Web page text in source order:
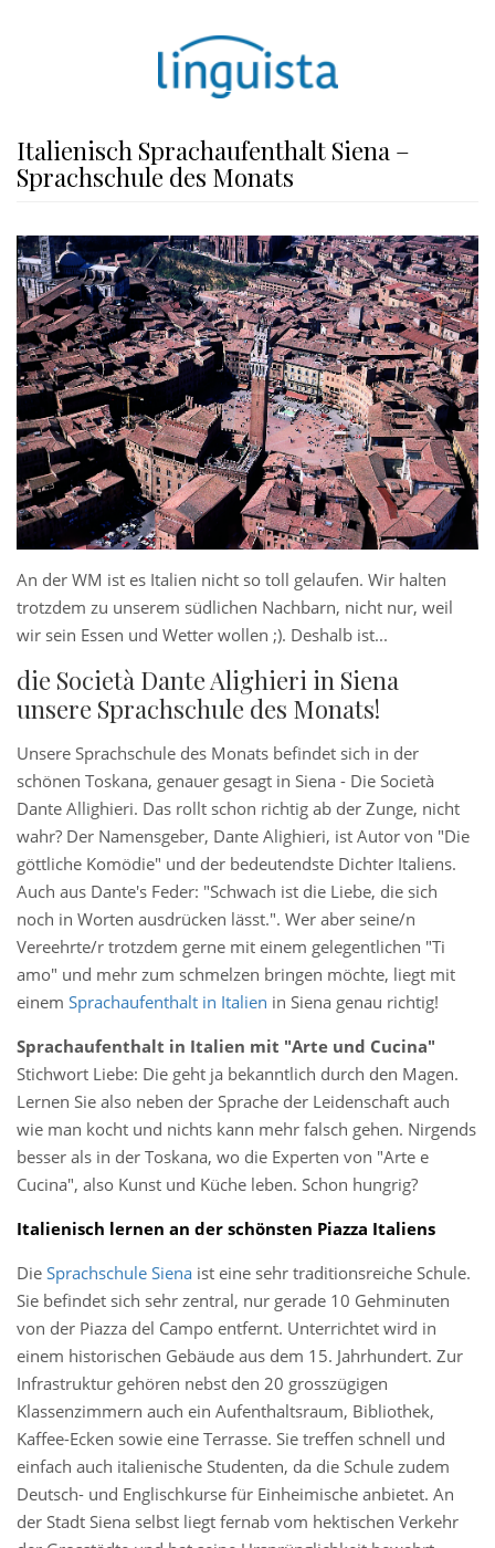
Italienisch Sprachaufenthalt Siena –
Sprachschule des Monats
An der WM ist es Italien nicht so toll gelaufen. Wir halten
trotzdem zu unserem südlichen Nachbarn, nicht nur, weil
wir sein Essen und Wetter wollen ;). Deshalb ist...
die Società Dante Alighieri in Siena
unsere Sprachschule des Monats!
Unsere Sprachschule des Monats befindet sich in der
schönen Toskana, genauer gesagt in Siena - Die Società
Dante Allighieri. Das rollt schon richtig ab der Zunge, nicht
wahr? Der Namensgeber, Dante Alighieri, ist Autor von "Die
göttliche Komödie" und der bedeutendste Dichter Italiens.
Auch aus Dante's Feder: "Schwach ist die Liebe, die sich
noch in Worten ausdrücken lässt.". Wer aber seine/n
Vereehrte/r trotzdem gerne mit einem gelegentlichen "Ti
amo" und mehr zum schmelzen bringen möchte, liegt mit
einem Sprachaufenthalt in Italien in Siena genau richtig!
Sprachaufenthalt in Italien mit "Arte und Cucina"
Stichwort Liebe: Die geht ja bekanntlich durch den Magen.
Lernen Sie also neben der Sprache der Leidenschaft auch
wie man kocht und nichts kann mehr falsch gehen. Nirgends
besser als in der Toskana, wo die Experten von "Arte e
Cucina", also Kunst und Küche leben. Schon hungrig?
Italienisch lernen an der schönsten Piazza Italiens
Die Sprachschule Siena ist eine sehr traditionsreiche Schule.
Sie befindet sich sehr zentral, nur gerade 10 Gehminuten
von der Piazza del Campo entfernt. Unterrichtet wird in
einem historischen Gebäude aus dem 15. Jahrhundert. Zur
Infrastruktur gehören nebst den 20 grosszügigen
Klassenzimmern auch ein Aufenthaltsraum, Bibliothek,
Kaffee-Ecken sowie eine Terrasse. Sie treffen schnell und
einfach auch italienische Studenten, da die Schule zudem
Deutsch- und Englischkurse für Einheimische anbietet. An
der Stadt Siena selbst liegt fernab vom hektischen Verkehr